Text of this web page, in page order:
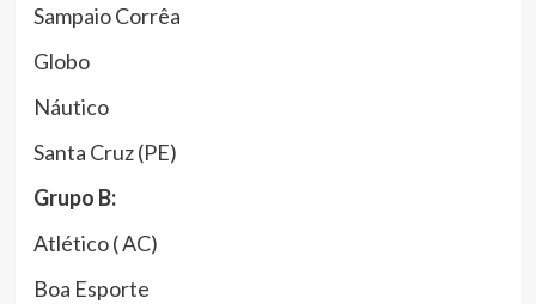
Sampaio Corrêa
Globo
Náutico
Santa Cruz (PE)
Grupo B:
Atlético ( AC)
Boa Esporte